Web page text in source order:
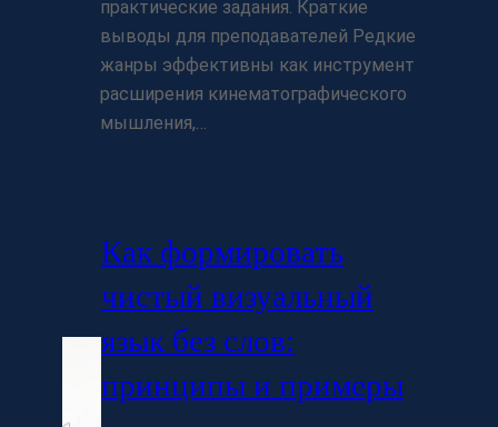
практические задания. Краткие
выводы для преподавателей Редкие
жанры эффективны как инструмент
расширения кинематографического
мышления,…
Как формировать
чистый визуальный
язык без слов:
принципы и примеры